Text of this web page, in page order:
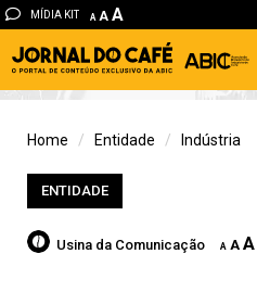
MÍDIA KIT A A A
Home Entidade Indústria
ENTIDADE
Usina da Comunicação A A A